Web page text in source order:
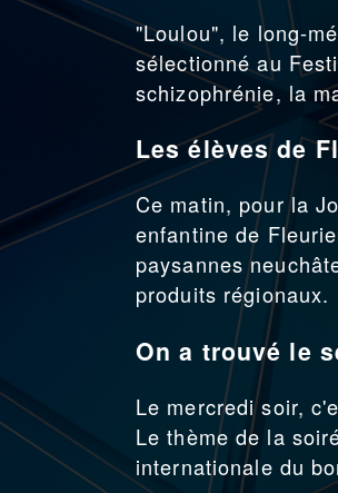
"Loulou", le long-
sélectionné au
schizophrénie, la
Les élèves de
Ce matin, pour la
enfantine de
paysannes
produits régionaux.
On a trouvé le
Le mercredi soir,
Le thème de la
internationale du